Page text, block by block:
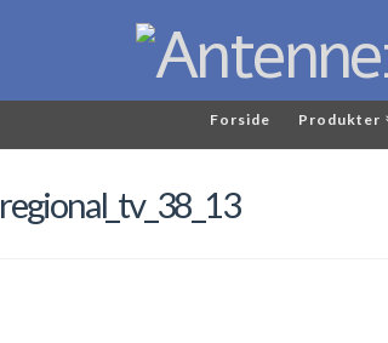
Forside Produkter
regional_tv_38_13